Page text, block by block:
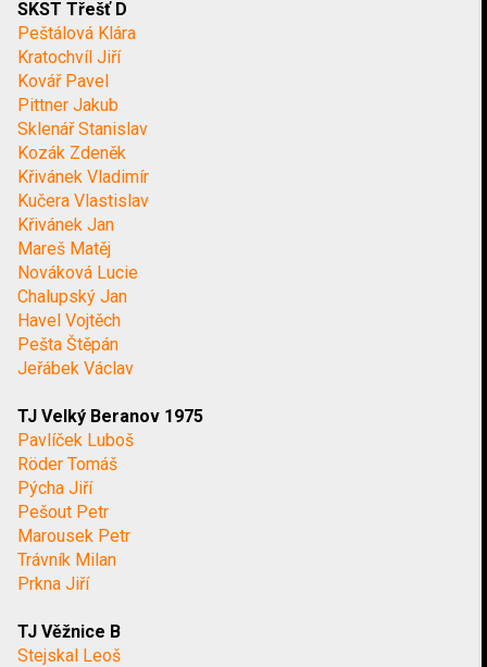
SKST Třešť D
Peštálová Klára
Kratochvíl Jiří
Kovář Pavel
Pittner Jakub
Sklenář Stanislav
Kozák Zdeněk
Křivánek Vladimír
Kučera Vlastislav
Křivánek Jan
Mareš Matěj
Nováková Lucie
Chalupský Jan
Havel Vojtěch
Pešta Štěpán
Jeřábek Václav
TJ Velký Beranov 1975
Pavlíček Luboš
Röder Tomáš
Pýcha Jiří
Pešout Petr
Marousek Petr
Trávník Milan
Prkna Jiří
TJ Věžnice B
Stejskal Leoš